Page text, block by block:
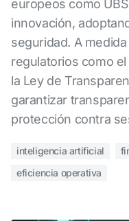
europeos como
innovación,
seguridad. A
regulatorios como
la Ley de
garantizar
protección contra
inteligencia artificial
eficiencia operativa